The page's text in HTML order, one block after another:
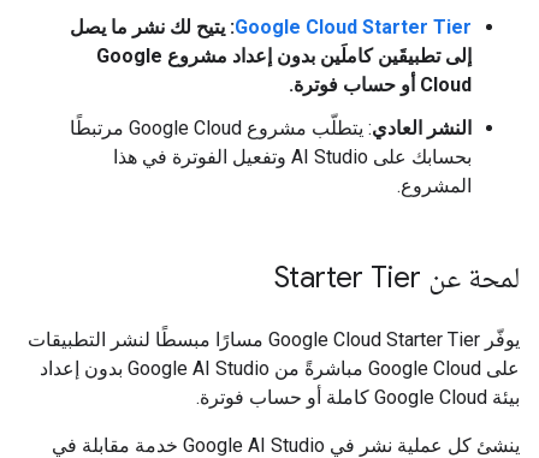
Google Cloud Starter Tier: يتيح لك نشر ما يصل
إلى تطبيقَين كاملَين بدون إعداد مشروع Google
Cloud أو حساب فوترة.
النشر العادي
: يتطلّب مشروع Google Cloud مرتبطًا
بحسابك على AI Studio وتفعيل الفوترة في هذا
المشروع.
لمحة عن Starter Tier
يوفّر Google Cloud Starter Tier مسارًا مبسطًا لنشر التطبيقات
على Google Cloud مباشرةً من Google AI Studio بدون إعداد
بيئة Google Cloud كاملة أو حساب فوترة.
ينشئ كل عملية نشر في Google AI Studio خدمة مقابلة في